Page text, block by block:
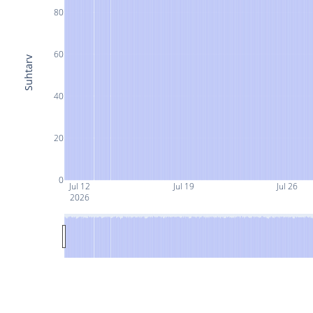
Jul 12
2026
Jul 19 Jul 26
0
20
40
60
80
Suhtarv